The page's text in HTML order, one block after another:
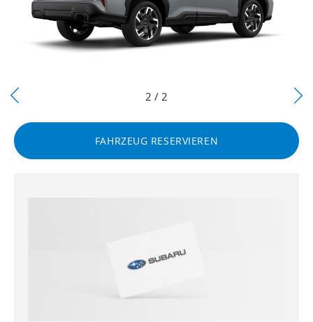
2 / 2
FAHRZEUG RESERVIEREN